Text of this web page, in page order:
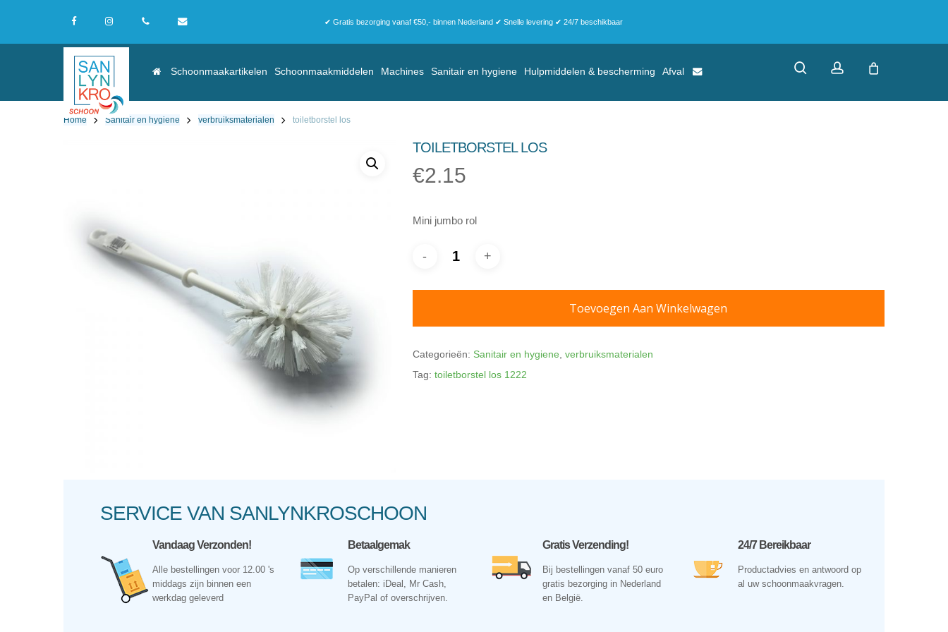
facebookinstagramphone email ✔ Gratis bezorging vanaf €50,- binnen Nederland ✔ Snelle levering ✔ 24/7 beschikbaar
Schoonmaakartikelen Schoonmaakmiddelen Machines Sanitair en hygiene Hulpmiddelen & bescherming Afval searchaccount
Home Sanitair en hygiene verbruiksmaterialen toiletborstel los
TOILETBORSTEL LOS
€2.15
Mini jumbo rol
Toevoegen Aan Winkelwagen
Categorieën: Sanitair en hygiene verbruiksmaterialen
Tag: toiletborstel los 1222
SERVICE VAN SANLYNKROSCHOON
Vandaag Verzonden!
Alle bestellingen voor 12.00 's
middags zijn binnen een
werkdag geleverd
Betaalgemak
Op verschillende manieren
betalen: iDeal, Mr Cash,
PayPal of overschrijven.
Gratis Verzending!
Bij bestellingen vanaf 50 euro
gratis bezorging in Nederland
en België.
24/7 Bereikbaar
Productadvies en antwoord op
al uw schoonmaakvragen.